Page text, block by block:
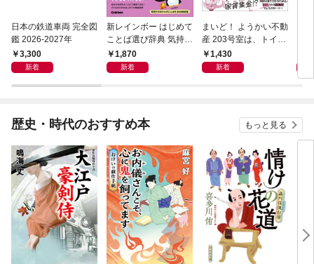
日本の鉄道車両 完全図
鑑 2026-2027年
3,300
新着
新レインボー はじめて
ことば選び辞典 気持ち
のことば
1,870
新着
まいど！ ようかい不動
産 203号室は、トイレ
の花子さんの部屋？
1,430
新着
歴史・時代のおすすめ本 もっと見る